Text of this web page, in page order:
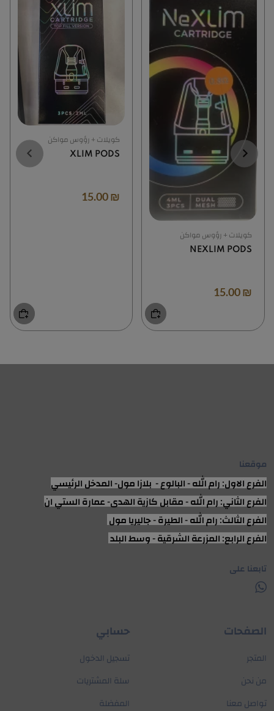
كويلات + رؤوس مواكن
NEXLIM PODS
₪ 15.00
كويلات + رؤوس مواكن
XLIM PODS
₪ 15.00
موقعنا
الفرع الاول: رام الله - البالوع - بلازا مول- المدخل الرئيسي
الفرع الثاني: رام الله - مقابل كازية الهدى- عمارة الستي ان
الفرع الثالث: رام الله - الطيرة - جاليريا مول
الفرع الرابع: المزرعة الشرقية - وسط البلد
تابعنا على
الصفحات
المتجر
من نحن
تواصل معنا
حسابي
تسجيل الدخول
سلة المشتريات
المفضلة